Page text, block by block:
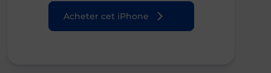
Acheter cet iPhone